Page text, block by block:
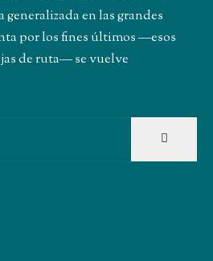
en las grandes
por los fines últimos ―esos
de ruta― se vuelve